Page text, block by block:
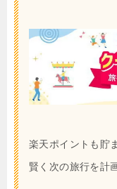
楽天ポイントも貯
賢く次の旅行を計